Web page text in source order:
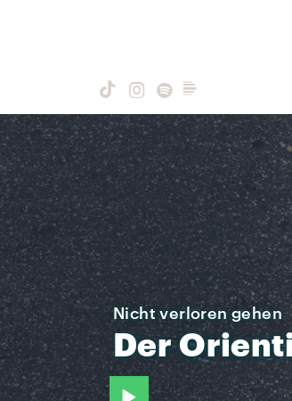
Nicht verloren gehen
Der